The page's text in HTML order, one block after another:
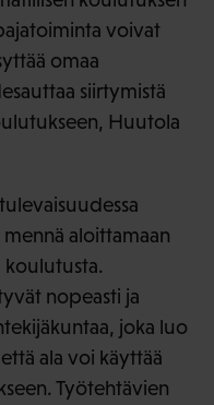
voivat
omaa
siirtymistä
Huutola
aloittamaan
koulutusta.
nopeasti ja
joka luo
ala voi käyttää
Työtehtävien